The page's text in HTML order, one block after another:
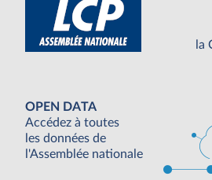
la
OPEN DATA
Accédez à toutes
les données de
l'Assemblée nationale